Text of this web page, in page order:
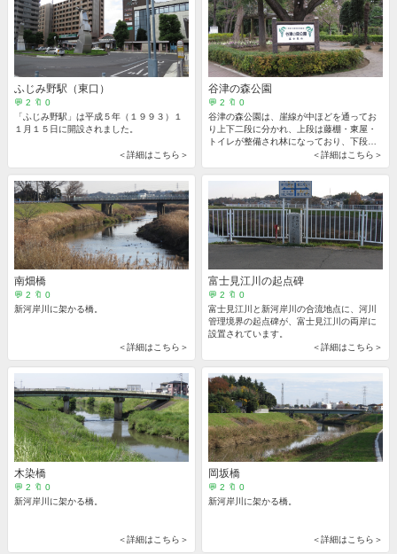
ふじみ野駅（東口）
💬 2 🔖 0
「ふじみ野駅」は平成５年（１９９３）１
１月１５日に開設されました。
＜詳細はこちら＞
谷津の森公園
💬 2 🔖 0
谷津の森公園は、崖線が中ほどを通ってお
り上下二段に分かれ、上段は藤棚・東屋・
トイレが整備され林になっており、下段は
林の奥に湧き水や、砂場などもある独特の
公園です。
＜詳細はこちら＞
南畑橋
💬 2 🔖 0
新河岸川に架かる橋。
＜詳細はこちら＞
富士見江川の起点碑
💬 2 🔖 0
富士見江川と新河岸川の合流地点に、河川
管理境界の起点碑が、富士見江川の両岸に
設置されています。
＜詳細はこちら＞
木染橋
💬 2 🔖 0
新河岸川に架かる橋。
＜詳細はこちら＞
岡坂橋
💬 2 🔖 0
新河岸川に架かる橋。
＜詳細はこちら＞